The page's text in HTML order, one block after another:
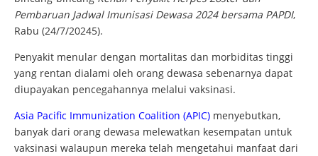
Pembaruan Jadwal Imunisasi Dewasa 2024 bersama PAPDI,
Rabu (24/7/20245).
Penyakit menular dengan mortalitas dan morbiditas tinggi
yang rentan dialami oleh orang dewasa sebenarnya dapat
diupayakan pencegahannya melalui vaksinasi.
Asia Pacific Immunization Coalition (APIC) menyebutkan,
banyak dari orang dewasa melewatkan kesempatan untuk
vaksinasi walaupun mereka telah mengetahui manfaat dari